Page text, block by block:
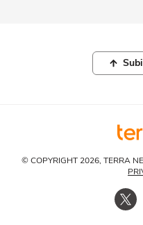
© COPYRIGHT 2026, TERRA